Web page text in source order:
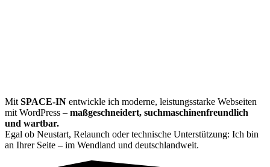
Mit SPACE-IN entwickle ich moderne, leistungsstarke Webseiten
mit WordPress – maßgeschneidert, suchmaschinenfreundlich
und wartbar.
Egal ob Neustart, Relaunch oder technische Unterstützung: Ich bin
an Ihrer Seite – im Wendland und deutschlandweit.